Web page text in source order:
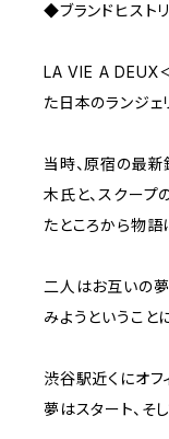
◆ブランドヒスト
LA VIE A DEUX
た日本のランジェ
当時、原宿の最新
木氏と、スクープ
たところから物語
二人はお互いの夢
みようということ
渋谷駅近くにオフ
夢はスタート、そ